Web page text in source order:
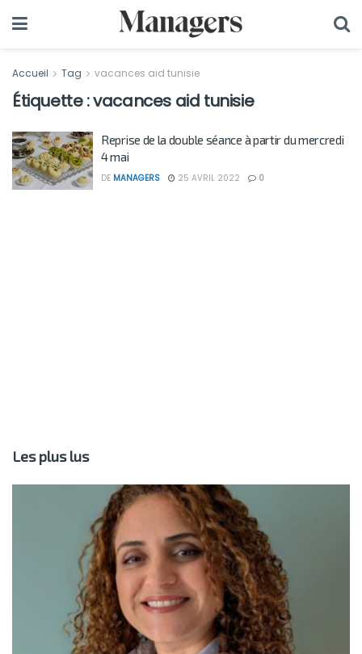
Accueil Tag vacances aid tunisie
Étiquette :vacances aid tunisie
Reprise de la double séance à partir du mercredi
4 mai
DE MANAGERS 25 AVRIL 2022 0
Les plus lus